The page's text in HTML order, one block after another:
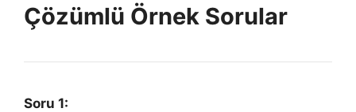
Çözümlü Örnek Sorular
Soru 1: